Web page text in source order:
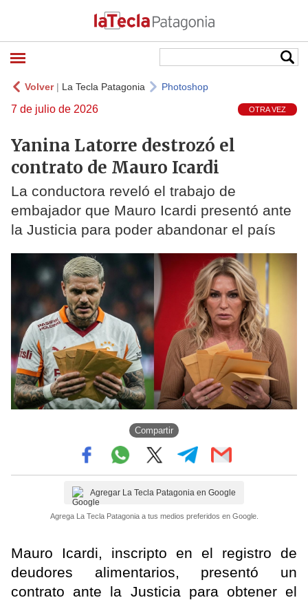
Volver| La Tecla Patagonia Photoshop
7 de julio de 2026 OTRA VEZ
Yanina Latorre destrozó el
contrato de Mauro Icardi
La conductora reveló el trabajo de
embajador que Mauro Icardi presentó ante
la Justicia para poder abandonar el país
Compartir
Agregar La Tecla Patagonia en Google
Agrega La Tecla Patagonia a tus medios preferidos en Google.
Mauro Icardi, inscripto en el registro de
deudores alimentarios, presentó un
contrato ante la Justicia para obtener el